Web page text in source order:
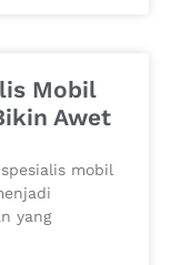
Mobil
Awet
mobil
yang